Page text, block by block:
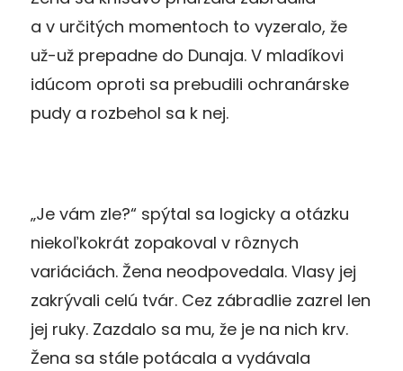
a v určitých momentoch to vyzeralo, že
už-už prepadne do Dunaja. V mladíkovi
idú­com oproti sa prebudili ochranárske
pudy a rozbehol sa k nej.
„Je vám zle?“ spýtal sa logicky a otázku
niekoľkokrát zopa­koval v rôznych
variáciách. Žena neodpovedala. Vlasy jej
za­krývali celú tvár. Cez zábradlie zazrel len
jej ruky. Zazdalo sa mu, že je na nich krv.
Žena sa stále potácala a vydávala